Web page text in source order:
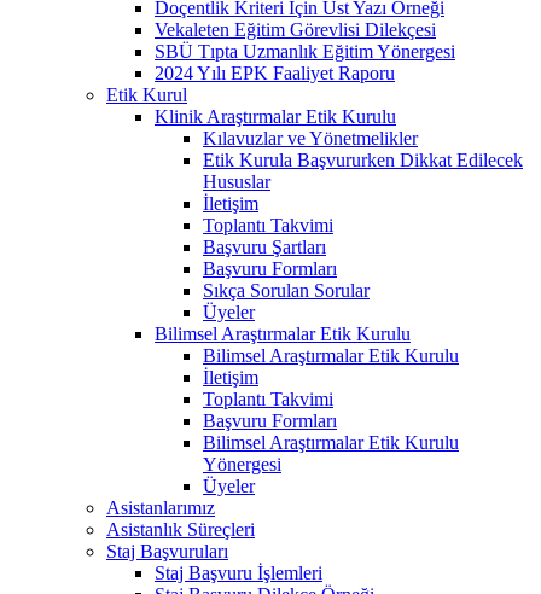
Doçentlik Kriteri İçin Üst Yazı Örneği
Vekaleten Eğitim Görevlisi Dilekçesi
SBÜ Tıpta Uzmanlık Eğitim Yönergesi
2024 Yılı EPK Faaliyet Raporu
Etik Kurul
Klinik Araştırmalar Etik Kurulu
Kılavuzlar ve Yönetmelikler
Etik Kurula Başvururken Dikkat Edilecek
Hususlar
İletişim
Toplantı Takvimi
Başvuru Şartları
Başvuru Formları
Sıkça Sorulan Sorular
Üyeler
Bilimsel Araştırmalar Etik Kurulu
Bilimsel Araştırmalar Etik Kurulu
İletişim
Toplantı Takvimi
Başvuru Formları
Bilimsel Araştırmalar Etik Kurulu
Yönergesi
Üyeler
Asistanlarımız
Asistanlık Süreçleri
Staj Başvuruları
Staj Başvuru İşlemleri